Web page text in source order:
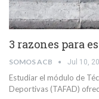
3 razones para
SOMOS ACB Jul 10,
Estudiar el módulo de
Deportivas (TAFAD)